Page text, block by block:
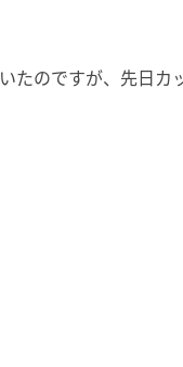
たのですが、先日カ